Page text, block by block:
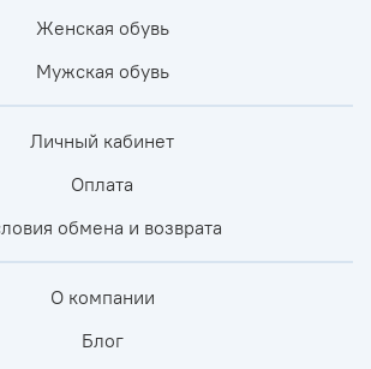
Женская обувь
Мужская обувь
Личный кабинет
Оплата
обмена и возврата
О компании
Блог